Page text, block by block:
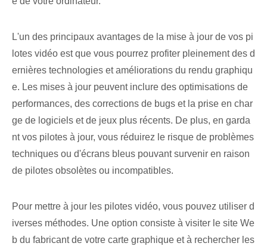
L'un des principaux avantages de la mise à jour de vos pi
lotes vidéo est que vous pourrez profiter pleinement des d
ernières technologies et améliorations du rendu graphiqu
e. Les mises à jour peuvent inclure des optimisations de
performances, des corrections de bugs et la prise en char
ge de logiciels et de jeux plus récents. De plus, en garda
nt vos pilotes à jour, vous réduirez le risque de problèmes
techniques ou d'écrans bleus pouvant survenir en raison
de pilotes obsolètes ou incompatibles.
Pour mettre à jour les pilotes vidéo, vous pouvez utiliser d
iverses méthodes. Une option consiste à visiter le site We
b du fabricant de votre carte graphique et à rechercher les